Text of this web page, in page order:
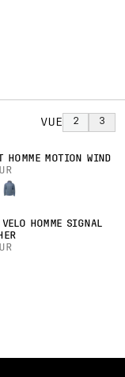
vous permettre
VUE 2 3
HOMME MOTION WIND
HOMME SIGNAL